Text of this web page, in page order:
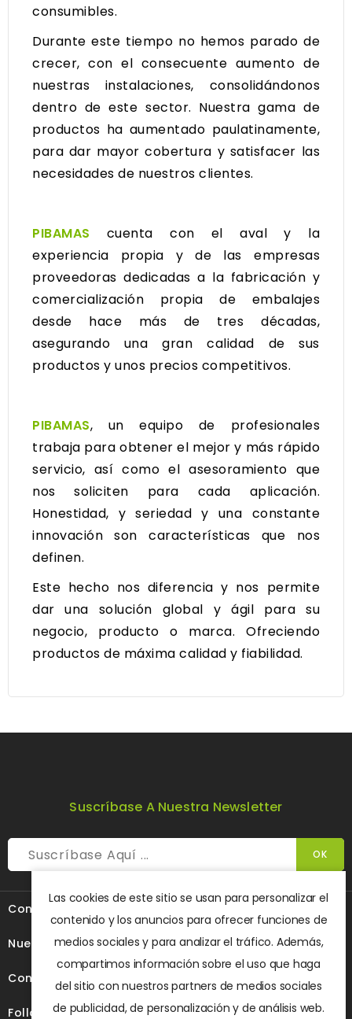
consumibles.
Durante este tiempo no hemos parado de
crecer, con el consecuente aumento de
nuestras instalaciones, consolidándonos
dentro de este sector. Nuestra gama de
productos ha aumentado paulatinamente,
para dar mayor cobertura y satisfacer las
necesidades de nuestros clientes.
PIBAMAS cuenta con el aval y la
experiencia propia y de las empresas
proveedoras dedicadas a la fabricación y
comercialización propia de embalajes
desde hace más de tres décadas,
asegurando una gran calidad de sus
productos y unos precios competitivos.
PIBAMAS, un equipo de profesionales
trabaja para obtener el mejor y más rápido
servicio, así como el asesoramiento que
nos soliciten para cada aplicación.
Honestidad, y seriedad y una constante
innovación son características que nos
definen.
Este hecho nos diferencia y nos permite
dar una solución global y ágil para su
negocio, producto o marca. Ofreciendo
productos de máxima calidad y fiabilidad.
Suscríbase A Nuestra Newsletter
Contacte Con Nosotros
Nuestra Empresa
Contenido
Follow Us
Las cookies de este sitio se usan para personalizar el
contenido y los anuncios para ofrecer funciones de
medios sociales y para analizar el tráfico. Además,
compartimos información sobre el uso que haga
del sitio con nuestros partners de medios sociales
de publicidad, de personalización y de análisis web.